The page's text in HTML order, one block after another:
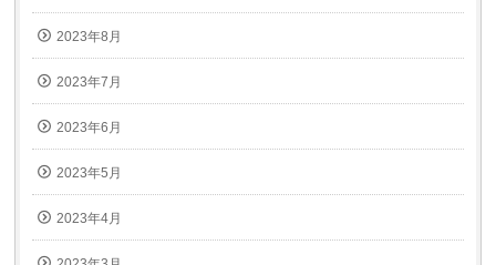
2023年8月
2023年7月
2023年6月
2023年5月
2023年4月